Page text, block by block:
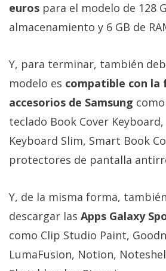
euros para el modelo de 128
almacenamiento y 6 GB de
Y, para terminar, también
modelo es compatible con la
accesorios de Samsung
teclado Book Cover
Keyboard Slim, Smart Book
protectores de pantalla
Y, de la misma forma,
descargar las Apps Galaxy
como Clip Studio Paint,
LumaFusion, Notion,